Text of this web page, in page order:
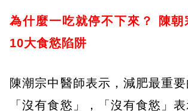
為什麼一吃就停不下來？
陳
10大食慾陷阱
陳潮宗中醫師表示，減肥最重
「沒有食慾」，「沒有食慾」表